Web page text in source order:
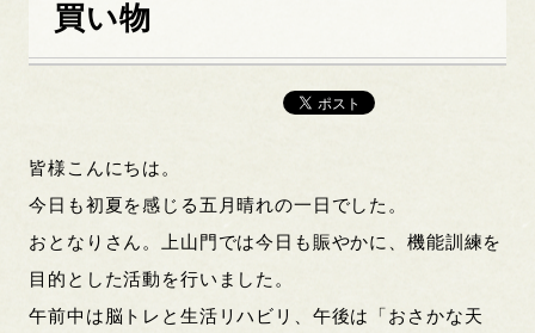
買い物
皆様こんにちは。
今日も初夏を感じる五月晴れの一日でした。
おとなりさん。上山門では今日も賑やかに、機能訓練を
目的とした活動を行いました。
午前中は脳トレと生活リハビリ、午後は「おさかな天